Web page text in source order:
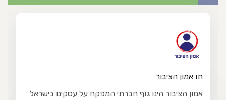
תו אמון הציבור
אמון הציבור הינו גוף חברתי המפקח על עסקים בישראל